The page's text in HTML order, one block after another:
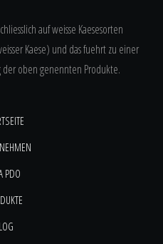
auf weisse Kaesesorten
Kaese) und das fuehrt zu einer
oben genennten Produkte.
PDO